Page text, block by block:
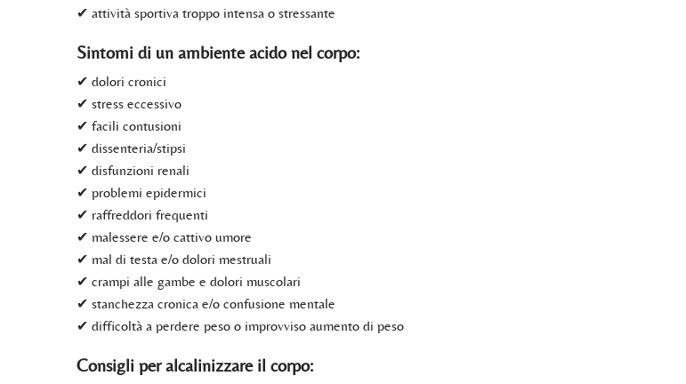
✔ attività sportiva troppo intensa o stressante
Sintomi di un ambiente acido nel corpo:
✔ dolori cronici
✔ stress eccessivo
✔ facili contusioni
✔ dissenteria/stipsi
✔ disfunzioni renali
✔ problemi epidermici
✔ raffreddori frequenti
✔ malessere e/o cattivo umore
✔ mal di testa e/o dolori mestruali
✔ crampi alle gambe e dolori muscolari
✔ stanchezza cronica e/o confusione mentale
✔ difficoltà a perdere peso o improvviso aumento di peso
Consigli per alcalinizzare il corpo: